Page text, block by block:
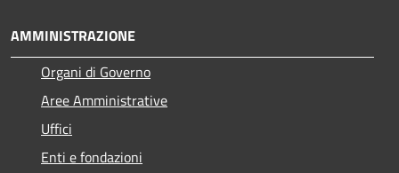
AMMINISTRAZIONE
Organi di Governo
Aree Amministrative
Uffici
Enti e fondazioni